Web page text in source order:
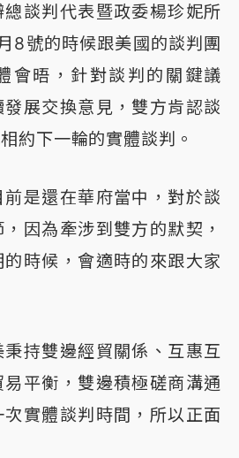
談判代表暨政委楊珍妮所
8號的時候跟美國的談判團
會晤，針對談判的關鍵議
展交換意見，雙方肯認談
約下一輪的實體談判。
是還在華府當中，對於談
因為牽涉到雙方的默契，
時候，會適時的來跟大家
持雙邊經貿關係、互惠互
平衡，雙邊積極磋商溝通
實體談判時間，所以正面